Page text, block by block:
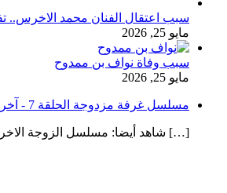
سبب اعتقال الفنان محمد الاخرس..
مايو 25, 2026
سبب وفاة نواف بن ممدوح
مايو 25, 2026
مسلسل غرفة مزدوجة الحلقة 7 - آخر صيحة
[…] شاهد أيضا: مسلسل الزوجة الاخرى